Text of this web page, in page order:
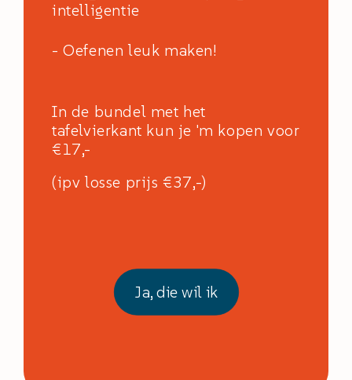
intelligentie
- Oefenen leuk maken!
In de bundel met het
tafelvierkant kun je 'm kopen voor
€17,-
(ipv losse prijs €37,-)
Ja, die wil ik